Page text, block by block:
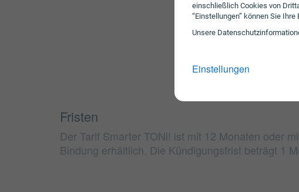
einschließlich Cookies von
“Einstellungen” können Sie
Unsere
Einstellungen
Fristen
Der Tarif Smarter TONi! ist mit 12 Monaten oder
Bindung erhältlich. Die Kündigungsfrist beträgt 1